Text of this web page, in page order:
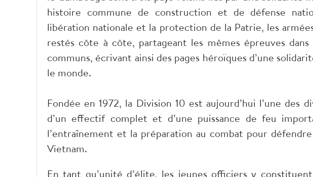
histoire commune de construction et de défense
libération nationale et la protection de la Patrie, les
restés côte à côte, partageant les mêmes épreuves
communs, écrivant ainsi des pages héroïques d’une
le monde.
Fondée en 1972, la Division 10 est aujourd’hui l’une des
d’un effectif complet et d’une puissance de feu
l’entraînement et la préparation au combat pour
Vietnam.
En tant qu’unité d’élite, les jeunes officiers y